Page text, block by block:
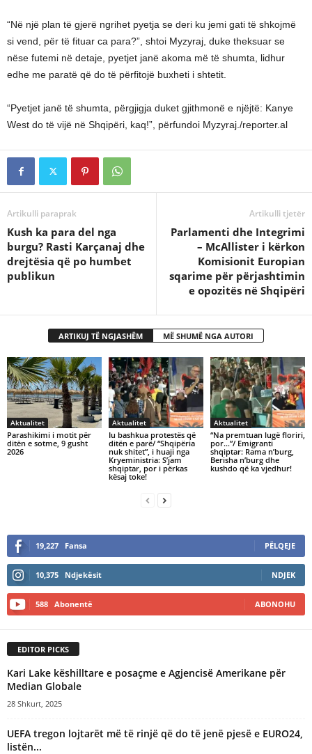
“Në një plan të gjerë ngrihet pyetja se deri ku jemi gati të shkojmë
si vend, për të fituar ca para?”, shtoi Myzyraj, duke theksuar se
nëse futemi në detaje, pyetjet janë akoma më të shumta, lidhur
edhe me paratë që do të përfitojë buxheti i shtetit.
“Pyetjet janë të shumta, përgjigja duket gjithmonë e njëjtë: Kanye
West do të vijë në Shqipëri, kaq!”, përfundoi Myzyraj./reporter.al
Artikulli paraprak
Kush ka para del nga
burgu? Rasti Karçanaj dhe
drejtësia që po humbet
publikun
Artikulli tjetër
Parlamenti dhe Integrimi
– McAllister i kërkon
Komisionit Europian
sqarime për përjashtimin
e opozitës në Shqipëri
ARTIKUJ TË NGJASHËM MË SHUMË NGA AUTORI
Aktualitet
Parashikimi i motit për
ditën e sotme, 9 gusht
2026
Aktualitet
Iu bashkua protestës që
ditën e parë/ “Shqipëria
nuk shitet”, i huaji nga
Kryeministria: S’jam
shqiptar, por i përkas
kësaj toke!
Aktualitet
“Na premtuan lugë floriri,
por…”/ Emigranti
shqiptar: Rama n’burg,
Berisha n’burg dhe
kushdo që ka vjedhur!
19,227 Fansa PËLQEJE
10,375 Ndjekësit NDJEK
588 Abonentë ABONOHU
EDITOR PICKS
Kari Lake këshilltare e posaçme e Agjencisë Amerikane për
Median Globale
28 Shkurt, 2025
UEFA tregon lojtarët më të rinjë që do të jenë pjesë e EURO24,
listën...